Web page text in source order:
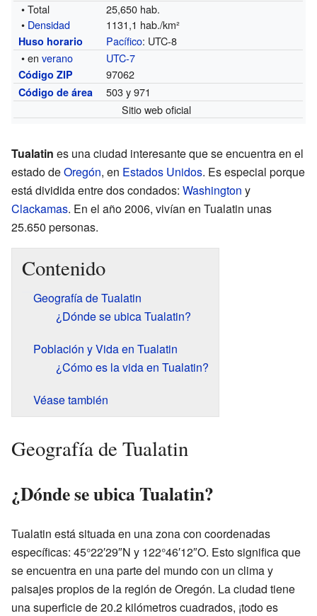
• Total
25,650 hab.
• Densidad 1131,1 hab./km²
Huso horario Pacífico: UTC-8
• enverano UTC-7
Código ZIP 97062
Código de área
503 y 971
Sitio web oficial
Tualatin es una ciudad interesante que se encuentra en el
estado deOregón, en Estados Unidos. Es especial porque
está dividida entre dos condados: Washington y
Clackamas. En el año 2006, vivían en Tualatin unas
25.650 personas.
Contenido
Geografía de Tualatin
¿Dónde se ubica Tualatin?
Población y Vida en Tualatin
¿Cómo es la vida en Tualatin?
Véase también
Geografía de Tualatin
¿Dónde se ubica Tualatin?
Tualatin está situada en una zona con coordenadas
específicas: 45°22′29″N y 122°46′12″O. Esto significa que
se encuentra en una parte del mundo con un clima y
paisajes propios de la región de Oregón. La ciudad tiene
una superficie de 20.2 kilómetros cuadrados, ¡todo es